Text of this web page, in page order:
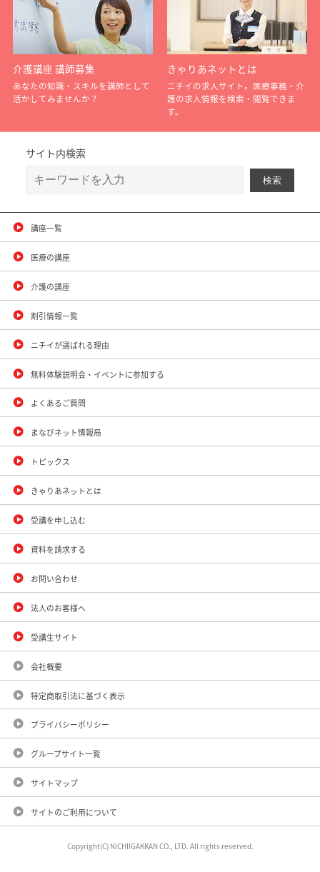
介護講座 講師募集
あなたの知識・スキルを講師として
活かしてみませんか？
きゃりあネットとは
ニチイの求人サイト。医療事務・介
護の求人情報を検索・閲覧できま
す。
サイト内検索
講座一覧
医療の講座
介護の講座
割引情報一覧
ニチイが選ばれる理由
無料体験説明会・イベントに参加する
よくあるご質問
まなびネット情報局
トピックス
きゃりあネットとは
受講を申し込む
資料を請求する
お問い合わせ
法人のお客様へ
受講生サイト
会社概要
特定商取引法に基づく表示
プライバシーポリシー
グループサイト一覧
サイトマップ
サイトのご利用について
Copyright(C) NICHIIGAKKAN CO., LTD. All rights reserved.